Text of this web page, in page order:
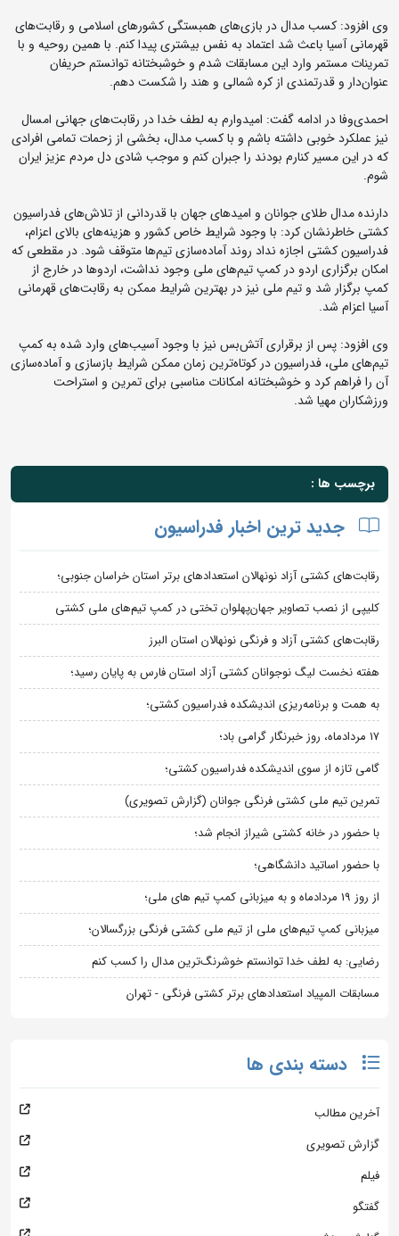
وی افزود: کسب مدال در بازی‌های همبستگی کشورهای اسلامی و رقابت‌های
قهرمانی آسیا باعث شد اعتماد به نفس بیشتری پیدا کنم. با همین روحیه و با
تمرینات مستمر وارد این مسابقات شدم و خوشبختانه توانستم حریفان
عنوان‌دار و قدرتمندی از کره شمالی و هند را شکست دهم.
احمدی‌وفا در ادامه گفت: امیدوارم به لطف خدا در رقابت‌های جهانی امسال
نیز عملکرد خوبی داشته باشم و با کسب مدال، بخشی از زحمات تمامی افرادی
که در این مسیر کنارم بودند را جبران کنم و موجب شادی دل مردم عزیز ایران
شوم.
دارنده مدال طلای جوانان و امیدهای جهان با قدردانی از تلاش‌های فدراسیون
کشتی خاطرنشان کرد: با وجود شرایط خاص کشور و هزینه‌های بالای اعزام،
فدراسیون کشتی اجازه نداد روند آماده‌سازی تیم‌ها متوقف شود. در مقطعی که
امکان برگزاری اردو در کمپ تیم‌های ملی وجود نداشت، اردوها در خارج از
کمپ برگزار شد و تیم ملی نیز در بهترین شرایط ممکن به رقابت‌های قهرمانی
آسیا اعزام شد.
وی افزود: پس از برقراری آتش‌بس نیز با وجود آسیب‌های وارد شده به کمپ
تیم‌های ملی، فدراسیون در کوتاه‌ترین زمان ممکن شرایط بازسازی و آماده‌سازی
آن را فراهم کرد و خوشبختانه امکانات مناسبی برای تمرین و استراحت
ورزشکاران مهیا شد.
برچسب ها :
جدید ترین اخبار فدراسیون
رقابت‌های کشتی آزاد نونهالان استعدادهای برتر استان خراسان جنوبی؛
کلیپی از نصب تصاویر جهان‌پهلوان تختی در کمپ تیم‌های ملی کشتی
رقابت‌های کشتی آزاد و فرنگی نونهالان استان البرز
هفته نخست لیگ نوجوانان کشتی آزاد استان فارس به پایان رسید؛
به همت و برنامه‌ریزی اندیشکده فدراسیون کشتی؛
۱۷ مردادماه، روز خبرنگار گرامی باد؛
گامی تازه از سوی اندیشکده فدراسیون کشتی؛
تمرین تیم ملی کشتی فرنگی جوانان (گزارش تصویری)
با حضور در خانه کشتی شیراز انجام شد؛
با حضور اساتید دانشگاهی؛
از روز 19 مردادماه و به میزبانی کمپ تیم های ملی؛
میزبانی کمپ تیم‌های ملی از تیم ملی کشتی فرنگی بزرگسالان؛
رضایی: به لطف خدا توانستم خوشرنگ‌ترین مدال را کسب کنم
مسابقات المپیاد استعدادهای برتر کشتی فرنگی - تهران
دسته بندی ها
آخرین مطالب
گزارش تصویری
فیلم
گفتگو